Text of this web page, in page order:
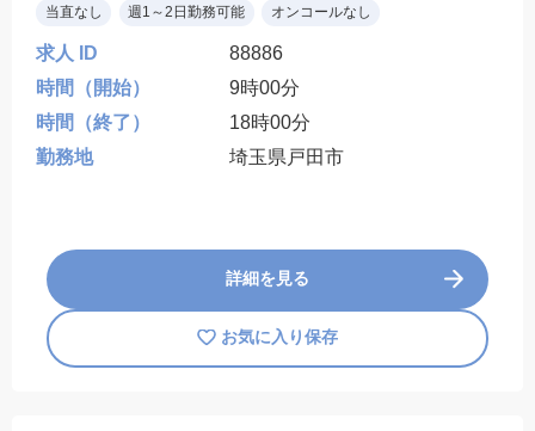
当直なし 週1～2日勤務可能 オンコールなし
求人 ID
88886
時間（開始）
9時00分
時間（終了）
18時00分
勤務地
埼玉県戸田市
詳細を見る
お気に入り保存